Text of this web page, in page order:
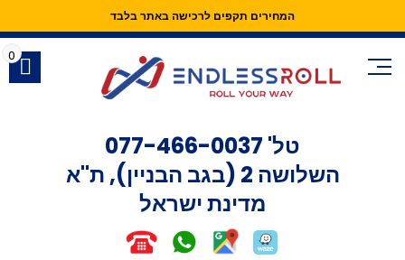
המחירים תקפים לרכישה באתר בלבד
Skip
Content
טל' 077-466-0037
השלושה 2 (בגב הבניין), ת"א
מדינת ישראל
0